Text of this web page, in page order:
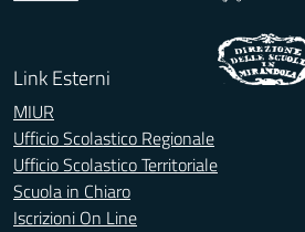
Link Esterni
MIUR
Ufficio Scolastico Regionale
Ufficio Scolastico Territoriale
Scuola in Chiaro
Iscrizioni On Line